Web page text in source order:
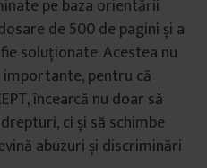
pe baza orientării
de 500 de pagini și a
soluționate. Acestea nu
pentru că
încearcă nu doar să
ci și să schimbe
abuzuri și discriminări